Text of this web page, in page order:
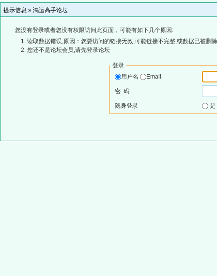
提示信息 » 鸿运高手论坛
您没有登录或者您没有权限访问此页面，可能有如下几个原因:
读取数据错误,原因：您要访问的链接无效,可能链接不完整,或数据已被删
您还不是论坛会员,请先登录论坛
登录
用户名
Email
密 码
隐身登录